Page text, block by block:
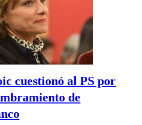
cuestionó al PS por
de